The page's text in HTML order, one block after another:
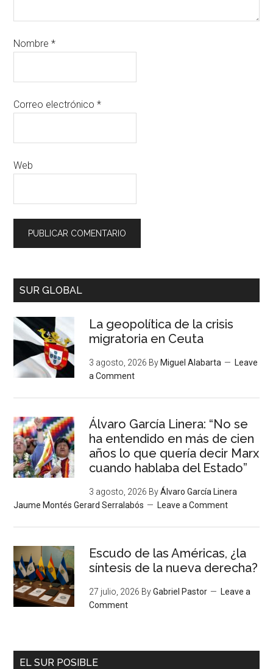
Nombre*
Correo electrónico*
Web
SUR GLOBAL
La geopolítica de la crisis
migratoria en Ceuta
3 agosto, 2026 By Miguel Alabarta
Leave
a Comment
Álvaro García Linera: “No se
ha entendido en más de cien
años lo que quería decir Marx
cuando hablaba del Estado”
3 agosto, 2026 ByÁlvaro García Linera
Jaume Montés Gerard Serralabós
Leave a Comment
Escudo de las Américas, ¿la
síntesis de la nueva derecha?
27 julio, 2026 ByGabriel Pastor
Leave a
Comment
EL SUR POSIBLE